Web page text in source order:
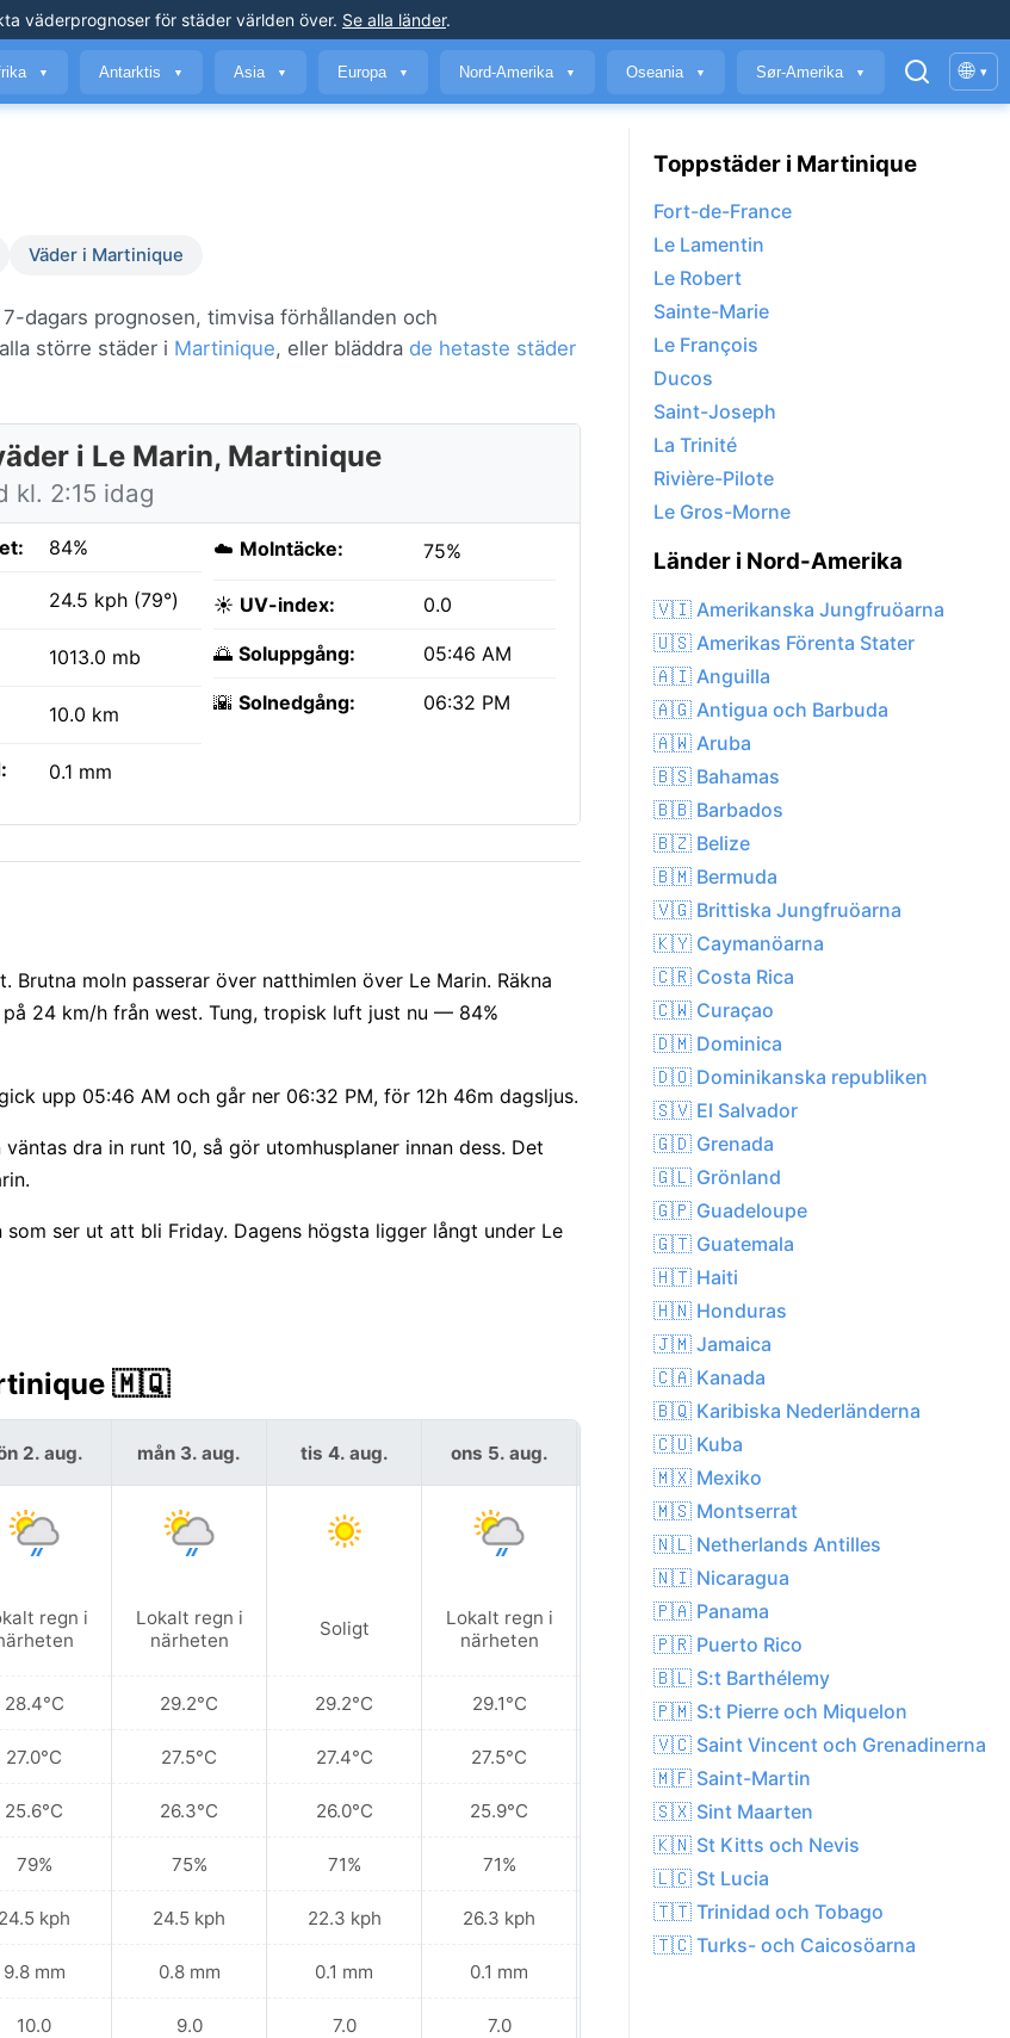
väderprognoser för städer världen över. Se alla länder.
▼ Antarktis ▼ Asia ▼ Europa ▼ Nord-Amerika ▼ Oseania ▼ Sør-Amerika ▼ 🌐 ▾
Väder i Martinique
dagars prognosen, timvisa förhållanden och
större städer i Martinique, eller bläddra de hetaste städer
i Le Marin, Martinique
kl. 2:15 idag
84%
24.5 kph (79°)
1013.0 mb
10.0 km
0.1 mm
☁️ Molntäcke: 75%
☀️ UV-index: 0.0
🌅 Soluppgång: 05:46 AM
🌇 Solnedgång: 06:32 PM
moln passerar över natthimlen över Le Marin. Räkna
24 km/h från west. Tung, tropisk luft just nu — 84%
upp 05:46 AM och går ner 06:32 PM, för 12h 46m dagsljus.
dra in runt 10, så gör utomhusplaner innan dess. Det
ser ut att bli Friday. Dagens högsta ligger långt under Le
🇲🇶
2. aug.
regn i
28.4°C
27.0°C
25.6°C
79%
24.5 kph
9.8 mm
10.0
mån 3. aug.
Lokalt regn i
närheten
29.2°C
27.5°C
26.3°C
75%
24.5 kph
0.8 mm
9.0
tis 4. aug.
Soligt
29.2°C
27.4°C
26.0°C
71%
22.3 kph
0.1 mm
7.0
ons 5. aug.
Lokalt regn i
närheten
29.1°C
27.5°C
25.9°C
71%
26.3 kph
0.1 mm
7.0
tors 6. aug.
Lokalt regn i
närheten
29.1°C
27.6°C
26.4°C
73%
28.1 kph
Toppstäder i Martinique
Fort-de-France
Le Lamentin
Le Robert
Sainte-Marie
Le François
Ducos
Saint-Joseph
La Trinité
Rivière-Pilote
Le Gros-Morne
Länder i Nord-Amerika
🇻🇮 Amerikanska Jungfruöarna
🇺🇸 Amerikas Förenta Stater
🇦🇮 Anguilla
🇦🇬 Antigua och Barbuda
🇦🇼 Aruba
🇧🇸 Bahamas
🇧🇧 Barbados
🇧🇿 Belize
🇧🇲 Bermuda
🇻🇬 Brittiska Jungfruöarna
🇰🇾 Caymanöarna
🇨🇷 Costa Rica
🇨🇼 Curaçao
🇩🇲 Dominica
🇩🇴 Dominikanska republiken
🇸🇻 El Salvador
🇬🇩 Grenada
🇬🇱 Grönland
🇬🇵 Guadeloupe
🇬🇹 Guatemala
🇭🇹 Haiti
🇭🇳 Honduras
🇯🇲 Jamaica
🇨🇦 Kanada
🇧🇶 Karibiska Nederländerna
🇨🇺 Kuba
🇲🇽 Mexiko
🇲🇸 Montserrat
🇳🇱 Netherlands Antilles
🇳🇮 Nicaragua
🇵🇦 Panama
🇵🇷 Puerto Rico
🇧🇱 S:t Barthélemy
🇵🇲 S:t Pierre och Miquelon
🇻🇨 Saint Vincent och Grenadinerna
🇲🇫 Saint-Martin
🇸🇽 Sint Maarten
🇰🇳 St Kitts och Nevis
🇱🇨 St Lucia
🇹🇹 Trinidad och Tobago
🇹🇨 Turks- och Caicosöarna